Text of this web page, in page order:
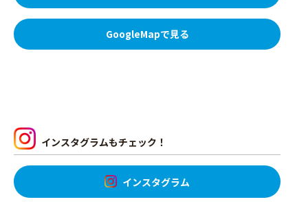
GoogleMapで見る
インスタグラムもチェック！
インスタグラム